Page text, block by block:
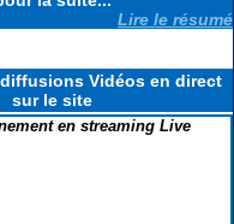
Lire le résumé
Vidéos en direct
sur le site
en streaming Live